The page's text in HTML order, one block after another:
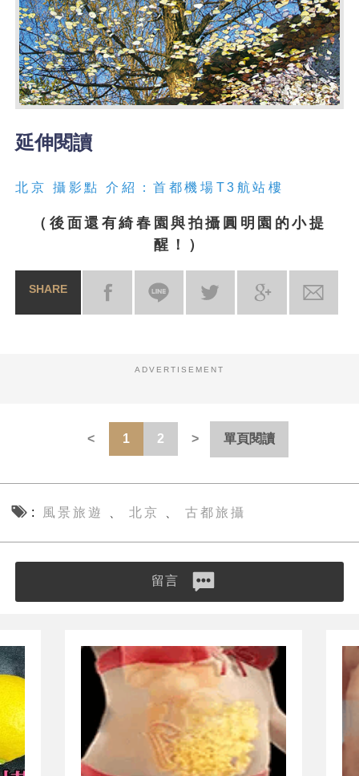
延伸閱讀
北京 攝影點 介紹：首都機場T3航站樓
（後面還有綺春園與拍攝圓明園的小提
醒！）
SHARE
ADVERTISEMENT
1 2 單頁閱讀
風景旅遊 北京 古都旅攝
留言